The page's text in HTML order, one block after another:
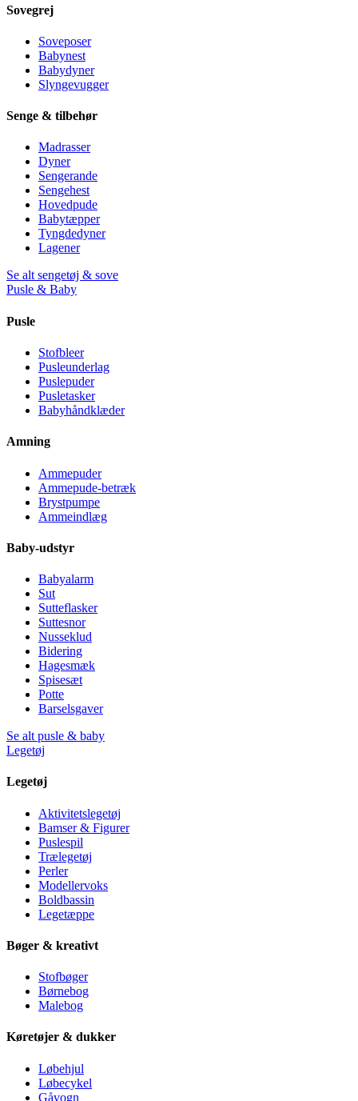
Sovegrej
Soveposer
Babynest
Babydyner
Slyngevugger
Senge & tilbehør
Madrasser
Dyner
Sengerande
Sengehest
Hovedpude
Babytæpper
Tyngdedyner
Lagener
Se alt sengetøj & sove
Pusle & Baby
Pusle
Stofbleer
Pusleunderlag
Puslepuder
Pusletasker
Babyhåndklæder
Amning
Ammepuder
Ammepude-betræk
Brystpumpe
Ammeindlæg
Baby-udstyr
Babyalarm
Sut
Sutteflasker
Suttesnor
Nusseklud
Bidering
Hagesmæk
Spisesæt
Potte
Barselsgaver
Se alt pusle & baby
Legetøj
Legetøj
Aktivitetslegetøj
Bamser & Figurer
Puslespil
Trælegetøj
Perler
Modellervoks
Boldbassin
Legetæppe
Bøger & kreativt
Stofbøger
Børnebog
Malebog
Køretøjer & dukker
Løbehjul
Løbecykel
Gåvogn